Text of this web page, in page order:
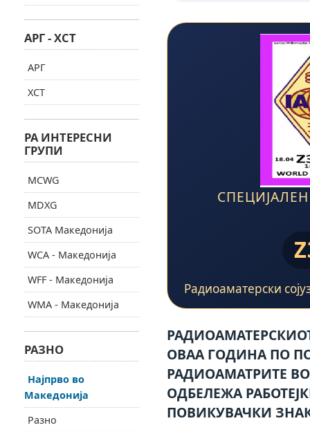
Радиоаматерски
ОВАА ГОДИНА ПО
РАДИОАМАТРИТЕ ВО
ОДБЕЛЕЖА
ПОВИКУВАЧКИ ЗНАК
АРГ - ХСТ
АРГ
ХСТ
РА ИНТЕРЕСНИ
ГРУПИ
MCWG
MDXG
SOTA Македонија
WCA - Македонија
WFF - Македонија
WMA - Македонија
РАЗНО
Најпрво во
Македонија
Разно